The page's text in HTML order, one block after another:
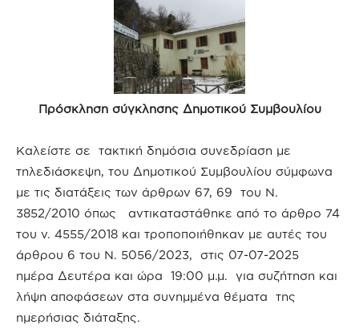
Πρόσκληση σύγκλησης Δημοτικού Συμβουλίου
Καλείστε σε τακτική δημόσια συνεδρίαση με
τηλεδιάσκεψη, του Δημοτικού Συμβουλίου σύμφωνα
με τις διατάξεις των άρθρων 67, 69 του Ν.
3852/2010 όπως αντικαταστάθηκε από το άρθρο 74
του ν. 4555/2018 και τροποποιήθηκαν με αυτές του
άρθρου 6 του Ν. 5056/2023, στις 07-07-2025
ημέρα Δευτέρα και ώρα 19:00 μ.μ. για συζήτηση και
λήψη αποφάσεων στα συνημμένα θέματα της
ημερήσιας διάταξης.